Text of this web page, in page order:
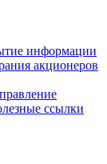
информации
акционеров
ссылки